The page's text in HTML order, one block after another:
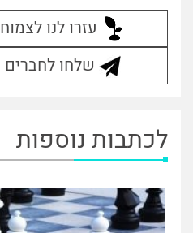
עזרו לנו לצמוח
שלחו לחברים
לכתבות נוספות